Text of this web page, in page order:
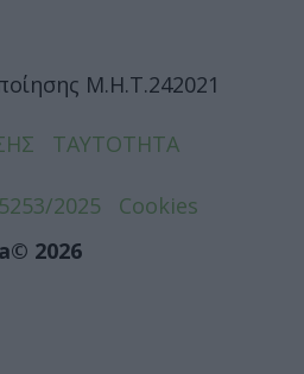
Μ.Η.Τ.242021
ΤΑΥΤΟΤΗΤΑ
2025
Cookies
2026